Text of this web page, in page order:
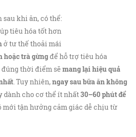
khi ăn, có thể:
tiêu hóa tốt hơn
ở tư thế thoải mái
hoặc trà gừngđể hỗ trợ tiêu hóa
đúng thời điểm sẽ mang lại hiệu quả
. Tuy nhiên, ngay sau bữa ăn không
dành cho cơ thể ít nhất30–60 phút để
mới tận hưởng cảm giác dễ chịu từ